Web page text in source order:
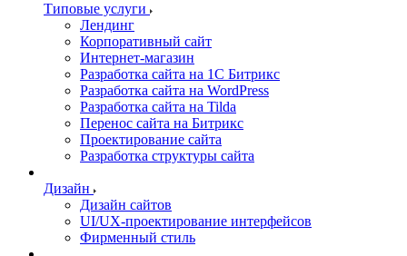
Типовые услуги
Лендинг
Корпоративный сайт
Интернет-магазин
Разработка сайта на 1С Битрикс
Разработка сайта на WordPress
Разработка сайта на Tilda
Перенос сайта на Битрикс
Проектирование сайта
Разработка структуры сайта
Дизайн
Дизайн сайтов
UI/UX-проектирование интерфейсов
Фирменный стиль